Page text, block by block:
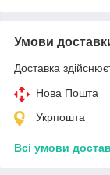
Умови
Доставка
Нова Пошта
Укрпошта
Всі умови